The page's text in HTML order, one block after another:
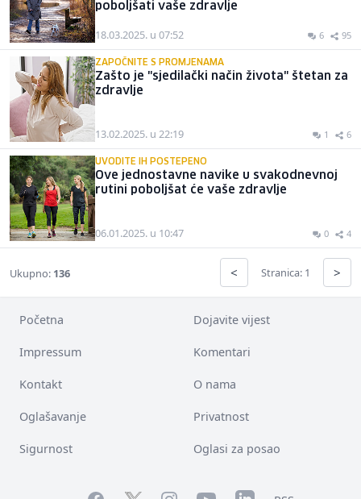
poboljšati vaše zdravlje
18.03.2025. u 07:52 6 95
ZAPOČNITE S PROMJENAMA
Zašto je "sjedilački način života" štetan za
zdravlje
13.02.2025. u 22:19 1 6
UVODITE IH POSTEPENO
Ove jednostavne navike u svakodnevnoj
rutini poboljšat će vaše zdravlje
06.01.2025. u 10:47 0 4
Ukupno: 136 < Stranica: 1 >
Početna Dojavite vijest
Impressum Komentari
Kontakt O nama
Oglašavanje Privatnost
Sigurnost Oglasi za posao